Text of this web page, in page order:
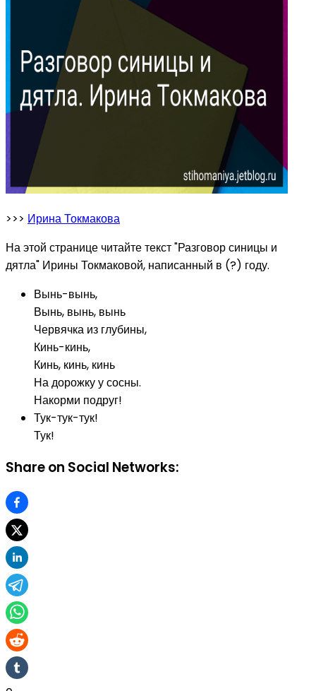
>>> Ирина Токмакова
На этой странице читайте текст "Разговор синицы и
дятла" Ирины Токмаковой, написанный в (?) году.
Вынь-вынь,
Вынь, вынь, вынь
Червячка из глубины,
Кинь-кинь,
Кинь, кинь, кинь
На дорожку у сосны.
Накорми подруг!
Тук-тук-тук!
Тук!
Share on Social Networks: